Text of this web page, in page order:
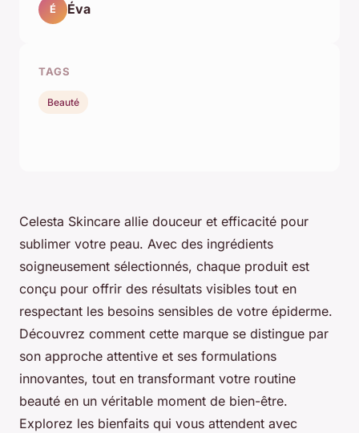
Celesta Skincare allie douceur et efficacité pour
sublimer votre peau. Avec des ingrédients
soigneusement sélectionnés, chaque produit est
conçu pour offrir des résultats visibles tout en
respectant les besoins sensibles de votre épiderme.
Découvrez comment cette marque se distingue par
son approche attentive et ses formulations
innovantes, tout en transformant votre routine
beauté en un véritable moment de bien-être.
Explorez les bienfaits qui vous attendent avec
É Éva
TAGS
Beauté